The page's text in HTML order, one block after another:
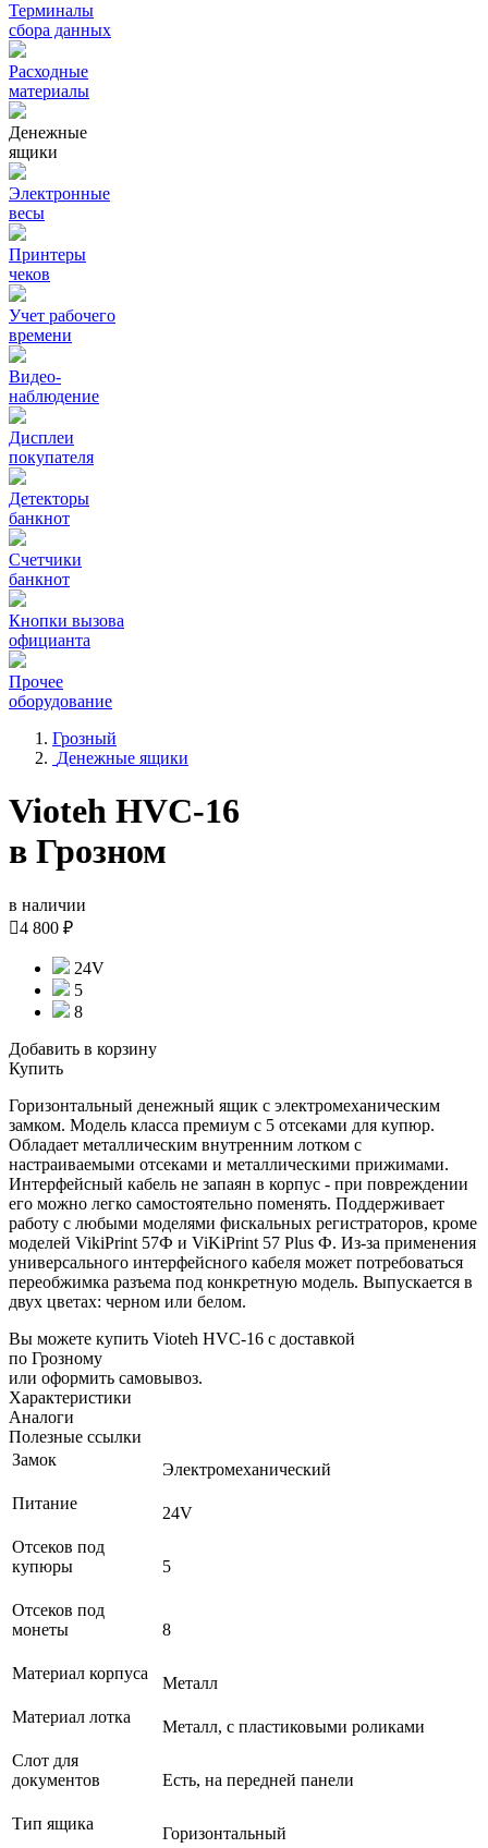
Терминалы
сбора данных
Расходные
материалы
Денежные
ящики
Электронные
весы
Принтеры
чеков
Учет рабочего
времени
Видео‑
наблюдение
Дисплеи
покупателя
Детекторы
банкнот
Счетчики
банкнот
Кнопки вызова
официанта
Прочее
оборудование
Грозный
Денежные ящики
Vioteh HVC-16
в Грозном
в наличии
4 800 ₽
24V
5
8
Добавить в корзину
Купить
Горизонтальный денежный ящик с электромеханическим
замком. Модель класса премиум с 5 отсеками для купюр.
Обладает металлическим внутренним лотком с
настраиваемыми отсеками и металлическими прижимами.
Интерфейсный кабель не запаян в корпус - при повреждении
его можно легко самостоятельно поменять. Поддерживает
работу с любыми моделями фискальных регистраторов, кроме
моделей VikiPrint 57Ф и ViKiPrint 57 Plus Ф. Из-за применения
универсального интерфейсного кабеля может потребоваться
переобжимка разъема под конкретную модель. Выпускается в
двух цветах: черном или белом.
Вы можете купить Vioteh HVC-16 с доставкой
по Грозному
или оформить самовывоз.
Характеристики
Аналоги
Полезные ссылки
Замок
Электромеханический
Питание
24V
Отсеков под
купюры
5
Отсеков под
монеты
8
Материал корпуса
Металл
Материал лотка
Металл, с пластиковыми роликами
Слот для
документов
Есть, на передней панели
Тип ящика
Горизонтальный